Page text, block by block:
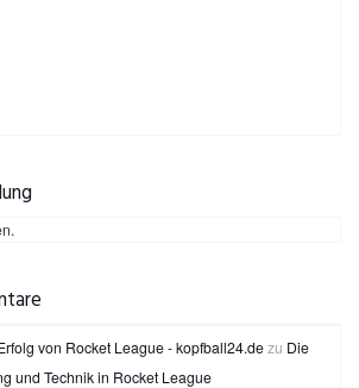
von Rocket League - kopfball24.dezu Die
und Technik in Rocket League